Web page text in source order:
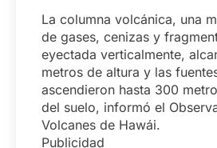
La columna volcánica, una
de gases, cenizas y
eyectada verticalmente,
metros de altura y las
ascendieron hasta 300
del suelo, informó el
Volcanes de Hawái.
Publicidad